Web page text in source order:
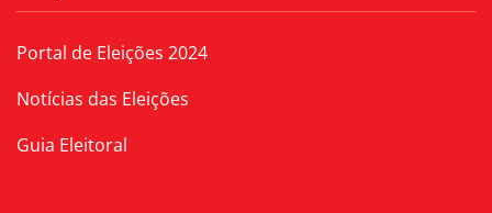
Portal de Eleições 2024
Notícias das Eleições
Guia Eleitoral